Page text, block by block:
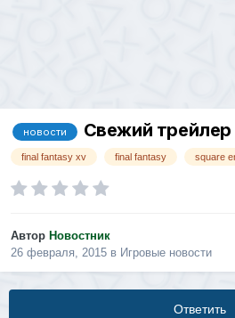
новости Свежий трейлер
final fantasy xv final fantasy square
Автор Новостник
26 февраля, 2015 в Игровые новости
Ответить